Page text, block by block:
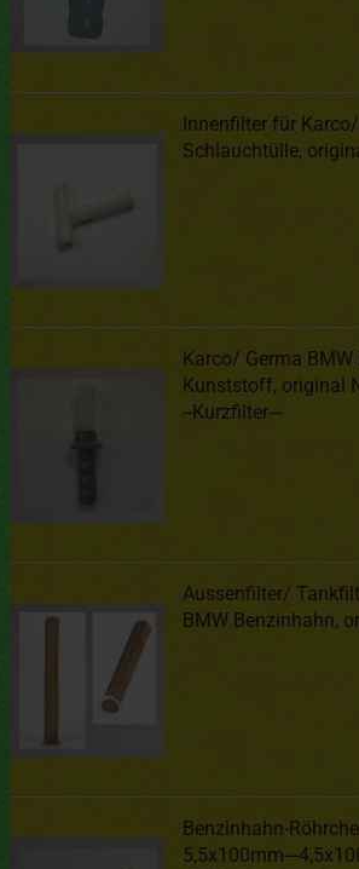
Innenfilter für
Schlauchtülle,
Karco/ Germa
Kunststoff, original
--Kurzfilter---
Aussenfilter/
BMW Benzinhahn,
Benzinhahn-
5,5x100mm---